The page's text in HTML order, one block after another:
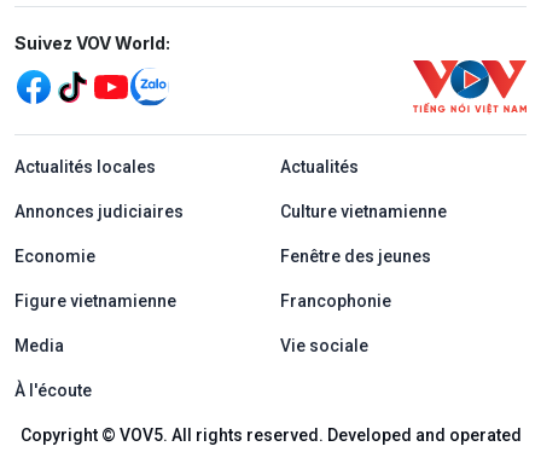
Mạng xã hội
Suivez VOV World:
menu footer tiếng Pháp
Actualités locales Actualités
Annonces judiciaires Culture vietnamienne
Economie Fenêtre des jeunes
Figure vietnamienne Francophonie
Media Vie sociale
À l'écoute
Copyright © VOV5. All rights reserved. Developed and operated